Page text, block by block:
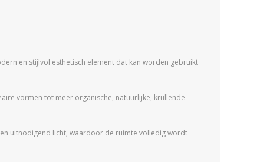
en stijlvol esthetisch element dat kan worden gebruikt
vormen tot meer organische, natuurlijke, krullende
uitnodigend licht, waardoor de ruimte volledig wordt